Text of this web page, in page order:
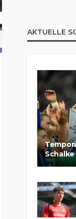
AKTUELLE